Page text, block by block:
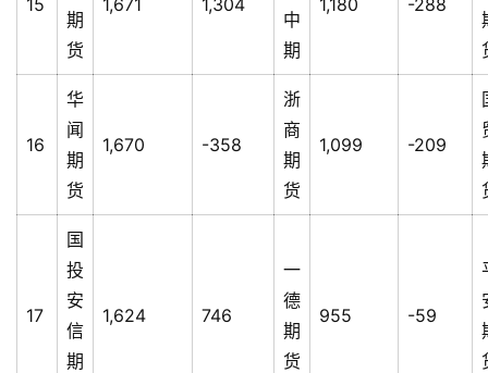
期
货
中
期
16
华
闻
期
货
1,670 -358
浙
商
期
货
1,099 -209
17
国
投
安
信
期
1,624 746
一
德
期
货
955 -59